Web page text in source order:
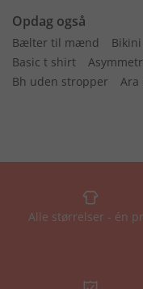
Opdag også
Bælter til mænd
Basic t shirt
Bh uden stropper
Ara
Alle størrelser - én